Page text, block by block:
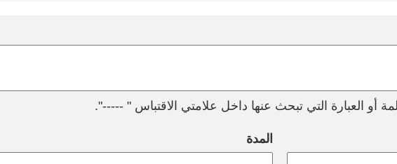
أو العبارة التي تبحث عنها داخل علامتي الاقتباس " -----".
المدة